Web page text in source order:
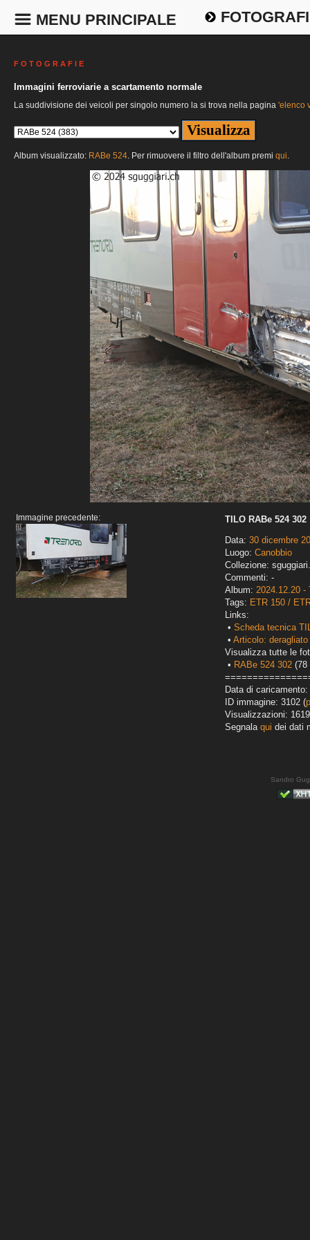
MENU PRINCIPALE
F O T O G R A F I E
Immagini ferroviarie a scartamento normale
La suddivisione dei veicoli per singolo numero la si trova nella pagina 'elenco
Album visualizzato: RABe 524. Per rimuovere il filtro dell'album premi qui.
Immagine precedente:
TILO RABe 524 302
Data: 30 dicembre
Luogo: Canobbio
Collezione:
Commenti: -
Album: 2024.12.20 -
Tags: ETR 150 /
Links:
• Scheda tecnica
• Articolo:
Visualizza tutte le
• RABe 524 302 (78
Data di
ID immagine: 3102 (
Visualizzazioni: 1619
Segnala qui dei dati
Sandro